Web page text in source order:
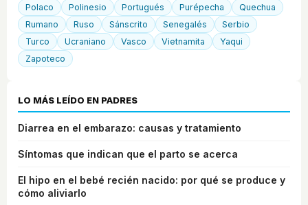
Polaco
Polinesio Portugués Purépecha
Quechua
Rumano
Ruso Sánscrito Senegalés
Serbio
Turco
Ucraniano Vasco Vietnamita
Yaqui
Zapoteco
LO MÁS LEÍDO EN PADRES
Diarrea en el embarazo: causas y tratamiento
Síntomas que indican que el parto se acerca
El hipo en el bebé recién nacido: por qué se produce y
cómo aliviarlo